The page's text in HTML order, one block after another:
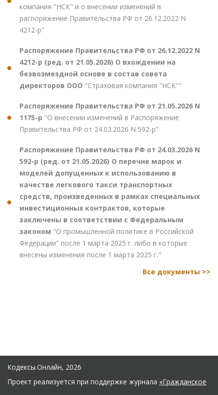
компания "НСК" и о внесении изменений в
распоряжение Правительства РФ от 26.12.2022 N
4212-р"
Распоряжение Правительства РФ от 26.12.2022 N
4212-р (ред. от 21.05.2026) О вхождении на
безвозмездной основе в состав совета
директоров ООО "Страховая компания "НСК""
Распоряжение Правительства РФ от 21.05.2026 N
1175-р "О внесении изменений в Распоряжение
Правительства РФ от 24.03.2026 N 592-р"
Распоряжение Правительства РФ от 24.03.2026 N
592-р (ред. от 21.05.2026) О перечне марок и
моделей допущенных к использованию в
качестве легкового такси транспортных
средств, произведенных в рамках специальных
инвестиционных контрактов, которые
заключены в соответствии с Федеральным
законом "О промышленной политике в Российской
Федерации" после 1 марта 2025 г. либо в которые
внесены изменения после 1 марта 2025 г."
Все документы >>
Кодексы.Онлайн, 2026
Проект реализуется при поддержке журнала «Гражданское